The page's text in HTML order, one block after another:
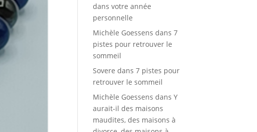
dans votre année
personnelle
Michèle Goessens dans7
pistes pour retrouver le
sommeil
Sovere dans7 pistes pour
retrouver le sommeil
Michèle Goessens dansY
aurait-il des maisons
maudites, des maisons à